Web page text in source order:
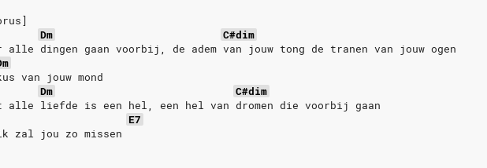
Dm
C#dim
alle dingen gaan voorbij, de adem van jouw tong de tranen van jouw ogen
van jouw mond
Dm
C#dim
alle liefde is een hel, een hel van dromen die voorbij gaan
E7
zal jou zo missen